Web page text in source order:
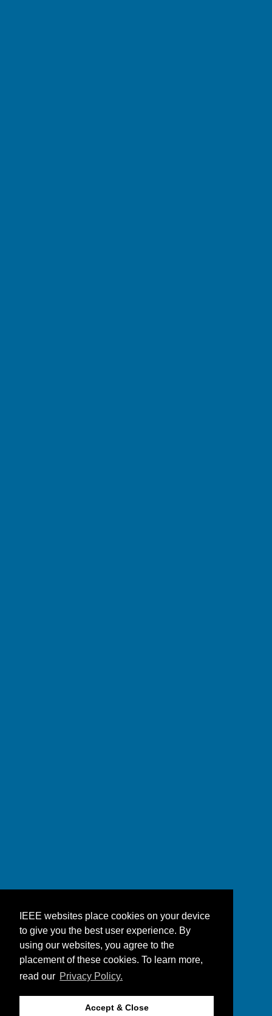
IEEE websites place cookies on your device
to give you the best user experience. By
using our websites, you agree to the
placement of these cookies. To learn more,
read our Privacy Policy.
Accept & Close